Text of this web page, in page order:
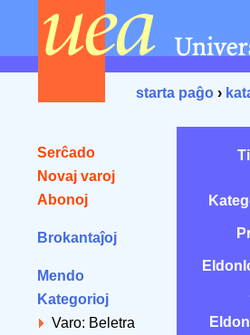
starta paĝo ›
Serĉado
Novaj varoj
Abonoj
Brokantaĵoj
Mendo
Kategorioj
Varo: Beletra